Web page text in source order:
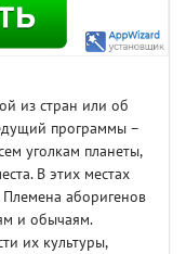
из стран или об
программы –
уголкам планеты,
В этих местах
Племена аборигенов
и обычаям.
их культуры,